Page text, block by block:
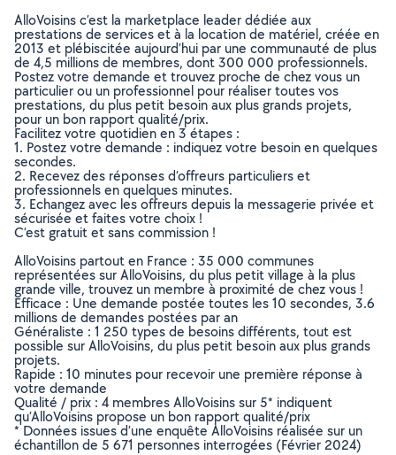
AlloVoisins c’est la marketplace leader dédiée aux
prestations de services et à la location de matériel, créée en
2013 et plébiscitée aujourd’hui par une communauté de plus
de 4,5 millions de membres, dont 300 000 professionnels.
Postez votre demande et trouvez proche de chez vous un
particulier ou un professionnel pour réaliser toutes vos
prestations, du plus petit besoin aux plus grands projets,
pour un bon rapport qualité/prix.
Facilitez votre quotidien en 3 étapes :
1. Postez votre demande : indiquez votre besoin en quelques
secondes.
2. Recevez des réponses d’offreurs particuliers et
professionnels en quelques minutes.
3. Echangez avec les offreurs depuis la messagerie privée et
sécurisée et faites votre choix !
C’est gratuit et sans commission !
AlloVoisins partout en France : 35 000 communes
représentées sur AlloVoisins, du plus petit village à la plus
grande ville, trouvez un membre à proximité de chez vous !
Efficace : Une demande postée toutes les 10 secondes, 3.6
millions de demandes postées par an
Généraliste : 1 250 types de besoins différents, tout est
possible sur AlloVoisins, du plus petit besoin aux plus grands
projets.
Rapide : 10 minutes pour recevoir une première réponse à
votre demande
Qualité / prix : 4 membres AlloVoisins sur 5* indiquent
qu’AlloVoisins propose un bon rapport qualité/prix
* Données issues d’une enquête AlloVoisins réalisée sur un
échantillon de 5 671 personnes interrogées (Février 2024)